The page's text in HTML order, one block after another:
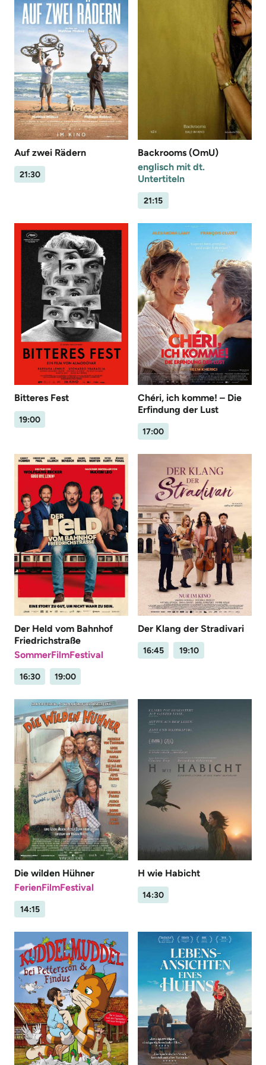
Auf zwei Rädern
21:30
Backrooms (OmU)
englisch mit dt.
Untertiteln
21:15
Bitteres Fest
19:00
Chéri, ich komme! – Die
Erfindung der Lust
17:00
Der Held vom Bahnhof
Friedrichstraße
SommerFilmFestival
16:30 19:00
Der Klang der Stradivari
16:45 19:10
Die wilden Hühner
FerienFilmFestival
14:15
H wie Habicht
14:30